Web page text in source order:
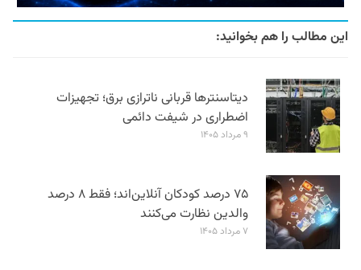
این مطالب را هم بخوانید:
دیتاسنترها قربانی ناترازی برق؛ تجهیزات
اضطراری در شیفت دائمی
۹ مرداد ۱۴۰۵
۷۵ درصد کودکان آنلاین‌اند؛ فقط ۸ درصد
والدین نظارت می‌کنند
۷ مرداد ۱۴۰۵